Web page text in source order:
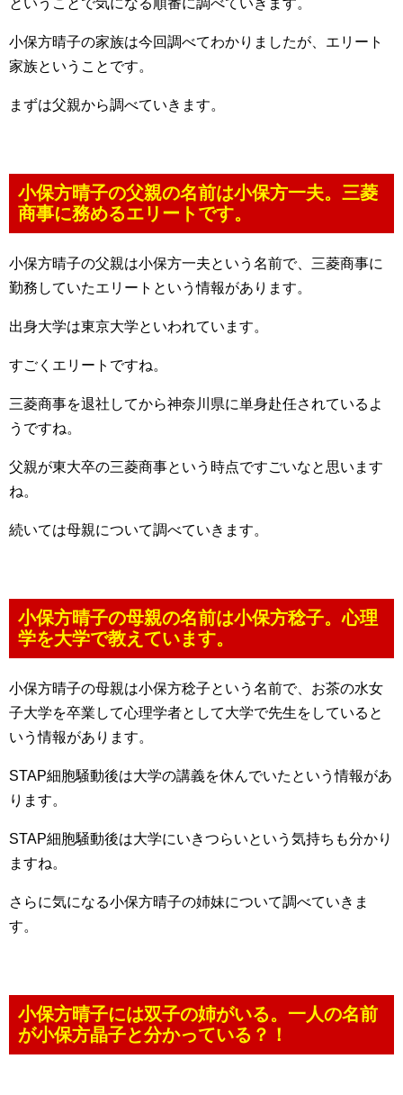
小保方晴子の家族は今回調べてわかりましたが、エリート
家族ということです。
まずは父親から調べていきます。
小保方晴子の父親の名前は小保方一夫。三菱
商事に務めるエリートです。
小保方晴子の父親は小保方一夫という名前で、三菱商事に
勤務していたエリートという情報があります。
出身大学は東京大学といわれています。
すごくエリートですね。
三菱商事を退社してから神奈川県に単身赴任されているよ
うですね。
父親が東大卒の三菱商事という時点ですごいなと思います
ね。
続いては母親について調べていきます。
小保方晴子の母親の名前は小保方稔子。心理
学を大学で教えています。
小保方晴子の母親は小保方稔子という名前で、お茶の水女
子大学を卒業して心理学者として大学で先生をしていると
いう情報があります。
STAP細胞騒動後は大学の講義を休んでいたという情報があ
ります。
STAP細胞騒動後は大学にいきつらいという気持ちも分かり
ますね。
さらに気になる小保方晴子の姉妹について調べていきま
す。
小保方晴子には双子の姉がいる。一人の名前
が小保方晶子と分かっている？！